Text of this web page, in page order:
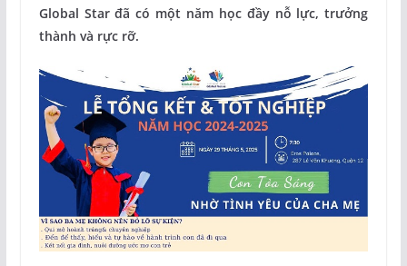
Global Star đã có một năm học đầy nỗ lực, trưởng
thành và rực rỡ.